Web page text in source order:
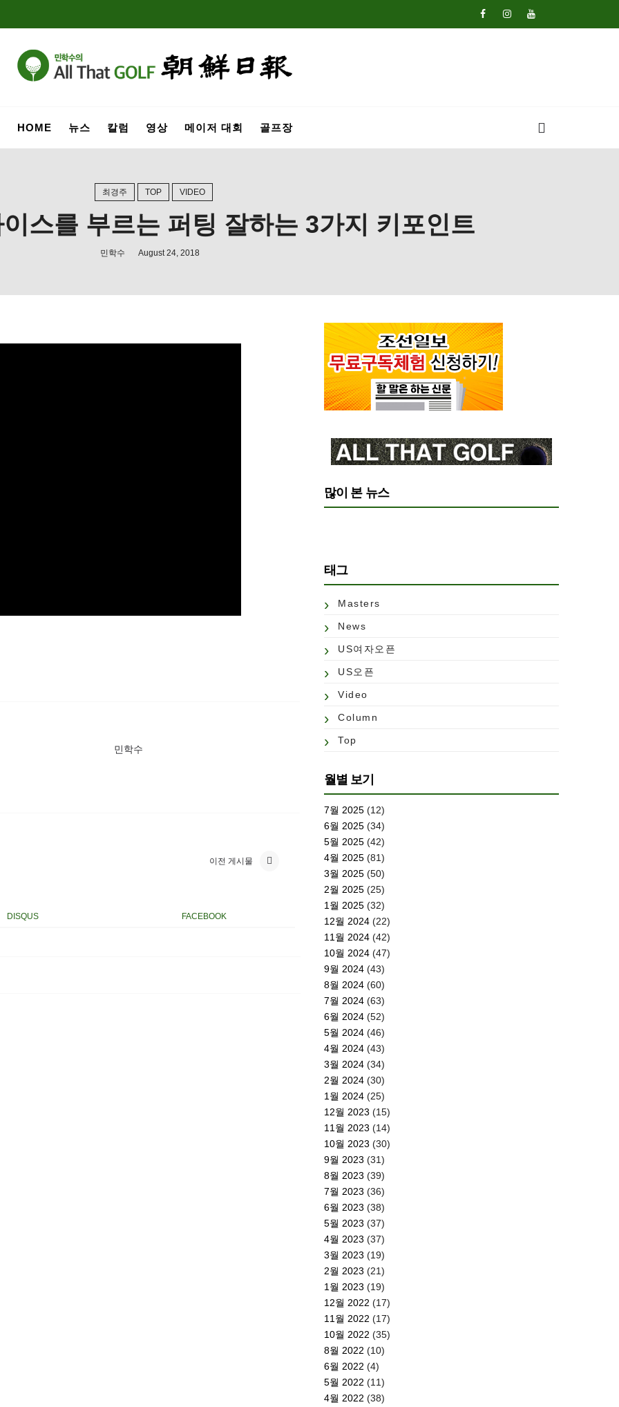
HOME 뉴스 칼럼 영상 메이저 대회 골프장
최경주 TOP VIDEO
스를 부르는 퍼팅 잘하는 3가지 키포인트
민학수 August 24, 2018
민학수
이전 게시물
DISQUS FACEBOOK
많이 본 뉴스
태그
Masters
News
US여자오픈
US오픈
Video
Column
Top
월별 보기
7월 2025 (12)
6월 2025 (34)
5월 2025 (42)
4월 2025 (81)
3월 2025 (50)
2월 2025 (25)
1월 2025 (32)
12월 2024 (22)
11월 2024 (42)
10월 2024 (47)
9월 2024 (43)
8월 2024 (60)
7월 2024 (63)
6월 2024 (52)
5월 2024 (46)
4월 2024 (43)
3월 2024 (34)
2월 2024 (30)
1월 2024 (25)
12월 2023 (15)
11월 2023 (14)
10월 2023 (30)
9월 2023 (31)
8월 2023 (39)
7월 2023 (36)
6월 2023 (38)
5월 2023 (37)
4월 2023 (37)
3월 2023 (19)
2월 2023 (21)
1월 2023 (19)
12월 2022 (17)
11월 2022 (17)
10월 2022 (35)
8월 2022 (10)
6월 2022 (4)
5월 2022 (11)
4월 2022 (38)